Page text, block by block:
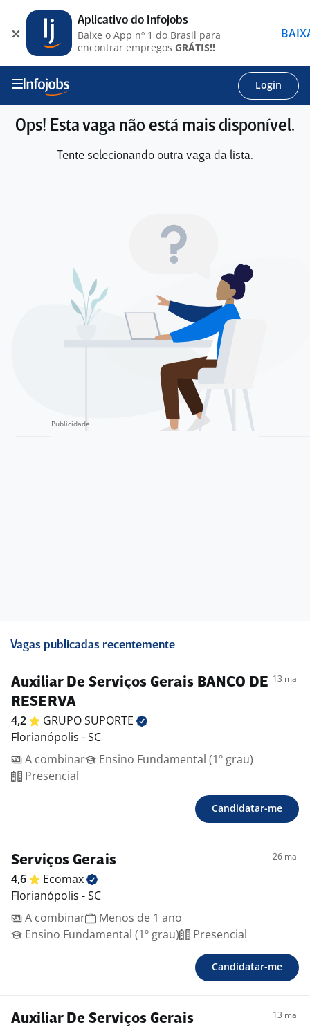
Login
Ops! Esta vaga não está mais disponível.
Tente selecionando outra vaga da lista.
Vagas publicadas recentemente
Auxiliar De Serviços Gerais BANCO DE
RESERVA
13 mai
4,2 GRUPOSUPORTE
Florianópolis - SC
A combinar
Ensino Fundamental (1º grau)
Presencial
Candidatar-me
Serviços Gerais 26 mai
4,6
Ecomax
Florianópolis - SC
A combinar
Menos de 1 ano
Ensino Fundamental (1º grau)
Presencial
Candidatar-me
Auxiliar De Serviços Gerais 13 mai
Aplicativo do Infojobs
Baixe o App nº 1 do Brasil para
encontrar empregos GRÁTIS!!